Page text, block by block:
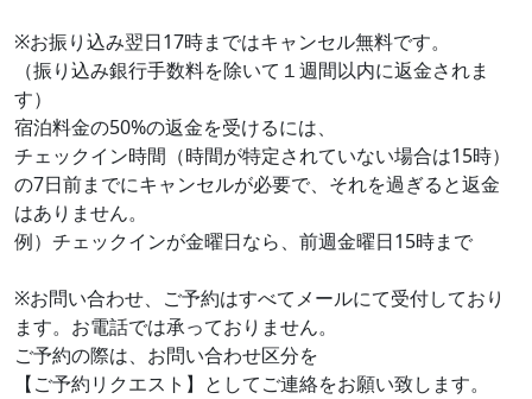
※お振り込み翌日17時まではキャンセル無料です。
（振り込み銀行手数料を除いて１週間以内に返金されま
す）
宿泊料金の50%の返金を受けるには、
チェックイン時間（時間が特定されていない場合は15時）
の7日前までにキャンセルが必要で、それを過ぎると返金
はありません。
例）チェックインが金曜日なら、前週金曜日15時まで
※お問い合わせ、ご予約はすべてメールにて受付しており
ます。お電話では承っておりません。
ご予約の際は、お問い合わせ区分を
【ご予約リクエスト】としてご連絡をお願い致します。